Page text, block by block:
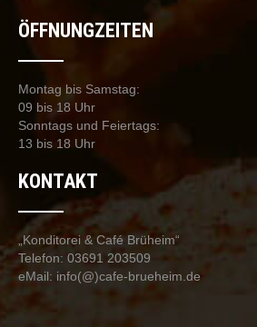
ÖFFNUNGZEITEN
Montag bis Samstag:
09 bis 18 Uhr
Sonntags und Feiertags:
13 bis 18 Uhr
KONTAKT
„Konditorei & Café Brüheim“
Telefon: 03691 203509
eMail: info(@)cafe-brueheim.de